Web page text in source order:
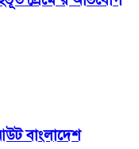
বাংলাদেশ